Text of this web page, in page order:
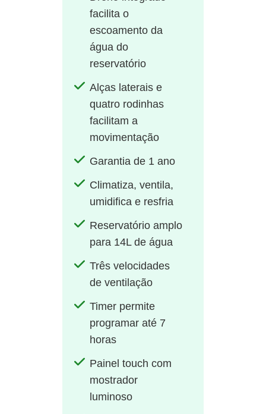
facilita o
escoamento da
água do
reservatório
Alças laterais e
quatro rodinhas
facilitam a
movimentação
Garantia de 1 ano
Climatiza, ventila,
umidifica e resfria
Reservatório amplo
para 14L de água
Três velocidades
de ventilação
Timer permite
programar até 7
horas
Painel touch com
mostrador
luminoso